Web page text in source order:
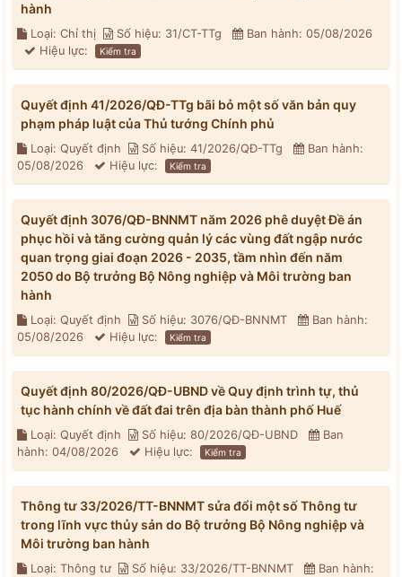
hành
Loại: Chỉ thị Số hiệu: 31/CT-TTg
Ban hành: 05/08/2026
Hiệu lực:
Kiểm tra
Quyết định 41/2026/QĐ-TTg bãi bỏ một số văn bản quy
phạm pháp luật của Thủ tướng Chính phủ
Loại: Quyết định Số hiệu: 41/2026/QĐ-TTg
Ban hành:
05/08/2026
Hiệu lực: Kiểm tra
Quyết định 3076/QĐ-BNNMT năm 2026 phê duyệt Đề án
phục hồi và tăng cường quản lý các vùng đất ngập nước
quan trọng giai đoạn 2026 - 2035, tầm nhìn đến năm
2050 do Bộ trưởng Bộ Nông nghiệp và Môi trường ban
hành
Loại: Quyết định Số hiệu: 3076/QĐ-BNNMT
Ban hành:
05/08/2026
Hiệu lực: Kiểm tra
Quyết định 80/2026/QĐ-UBND về Quy định trình tự, thủ
tục hành chính về đất đai trên địa bàn thành phố Huế
Loại: Quyết định Số hiệu: 80/2026/QĐ-UBND
Ban
hành: 04/08/2026
Hiệu lực: Kiểm tra
Thông tư 33/2026/TT-BNNMT sửa đổi một số Thông tư
trong lĩnh vực thủy sản do Bộ trưởng Bộ Nông nghiệp và
Môi trường ban hành
Loại: Thông tư Số hiệu: 33/2026/TT-BNNMT
Ban hành: